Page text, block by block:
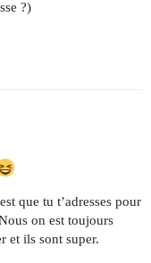
?)
que tu t’adresses pour
on est toujours
et ils sont super.